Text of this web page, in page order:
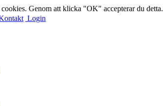
Genom att klicka "OK" accepterar du detta.
Login